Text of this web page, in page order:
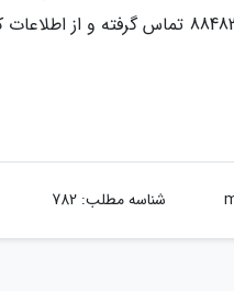
در سفر به این مقصد جذاب جذب کند. برای خرید تور ازبکستان می توانید با شماره 88482850 تماس
شناسه مطلب: 782